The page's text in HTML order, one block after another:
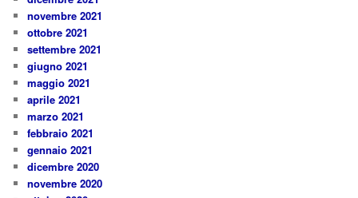
novembre 2021
ottobre 2021
settembre 2021
giugno 2021
maggio 2021
aprile 2021
marzo 2021
febbraio 2021
gennaio 2021
dicembre 2020
novembre 2020